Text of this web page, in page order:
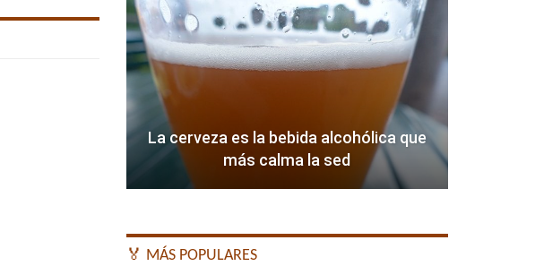
La cerveza es la bebida alcohólica que
más calma la sed
🏅 MÁS POPULARES